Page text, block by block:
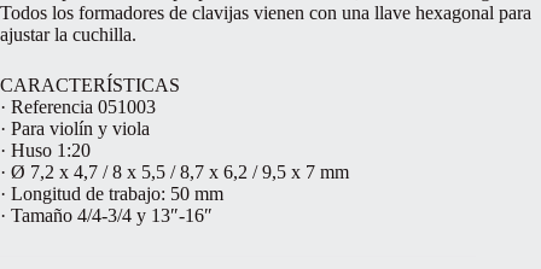
Todos los formadores de clavijas vienen con una llave hexagonal para
ajustar la cuchilla.
CARACTERÍSTICAS
· Referencia 051003
· Para violín y viola
· Huso 1:20
· Ø 7,2 x 4,7 / 8 x 5,5 / 8,7 x 6,2 / 9,5 x 7 mm
· Longitud de trabajo: 50 mm
· Tamaño 4/4-3/4 y 13″-16″